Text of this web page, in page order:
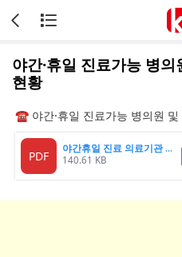
야간·휴일 진료가능 병
현황
☎ 야간·휴일 진료가능 병의원
PDF
야간휴일 진료 의료기관 명단
140.61 KB